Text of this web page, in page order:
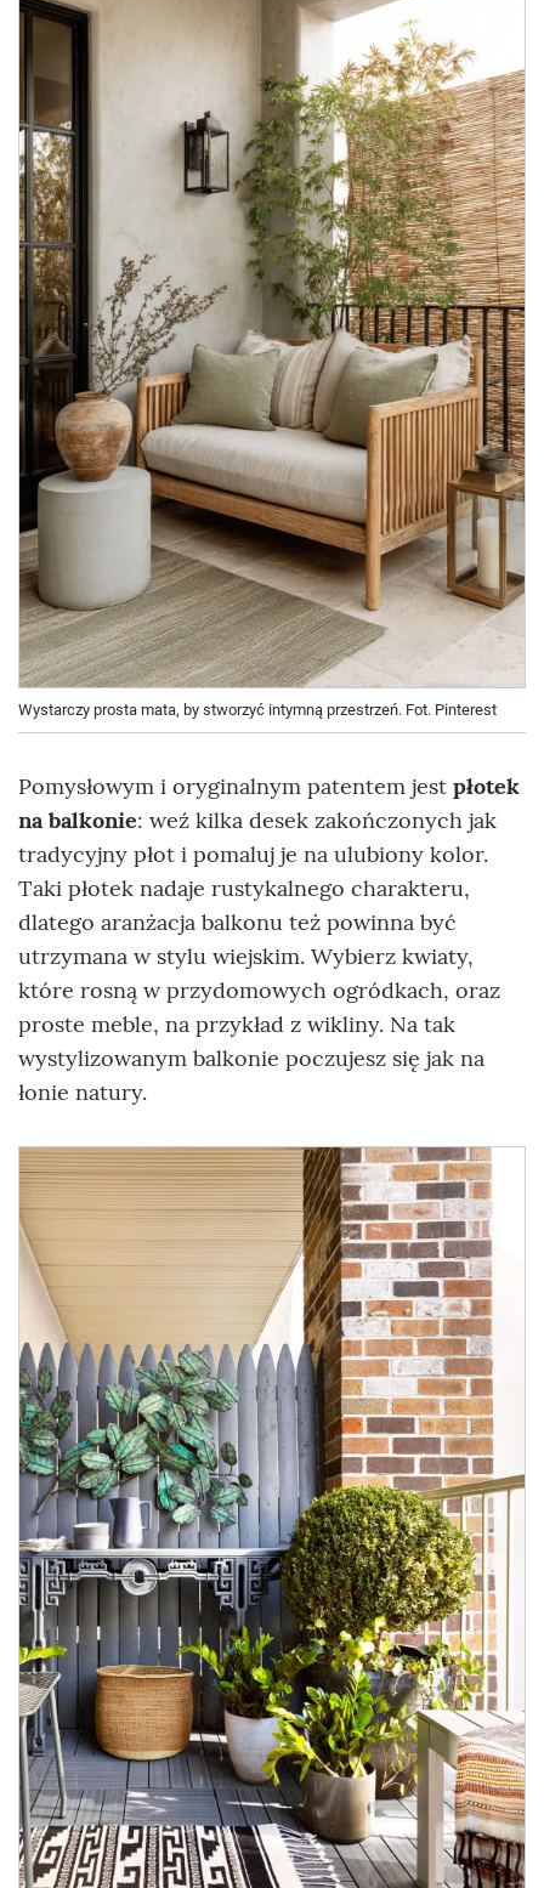
Wystarczy prosta mata, by stworzyć intymną przestrzeń. Fot. Pinterest
Pomysłowym i oryginalnym patentem jest płotek
na balkonie: weź kilka desek zakończonych jak
tradycyjny płot i pomaluj je na ulubiony kolor.
Taki płotek nadaje rustykalnego charakteru,
dlatego aranżacja balkonu też powinna być
utrzymana w stylu wiejskim. Wybierz kwiaty,
które rosną w przydomowych ogródkach, oraz
proste meble, na przykład z wikliny. Na tak
wystylizowanym balkonie poczujesz się jak na
łonie natury.